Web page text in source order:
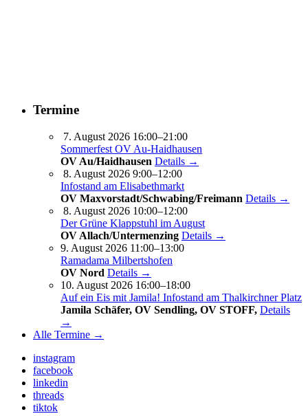
Termine
7. August 2026 16:00–21:00
Sommerfest OV Au-Haidhausen
OV Au/Haidhausen Details →
8. August 2026 9:00–12:00
Infostand am Elisabethmarkt
OV Maxvorstadt/Schwabing/Freimann Details →
8. August 2026 10:00–12:00
Der Grüne Klappstuhl im August
OV Allach/Untermenzing Details →
9. August 2026 11:00–13:00
Ramadama Milbertshofen
OV Nord Details →
10. August 2026 16:00–18:00
Auf ein Eis mit Jamila! Infostand am Thalkirchner Platz
Jamila Schäfer, OV Sendling, OV STOFF, Details
→
Alle Termine →
instagram
facebook
linkedin
threads
tiktok